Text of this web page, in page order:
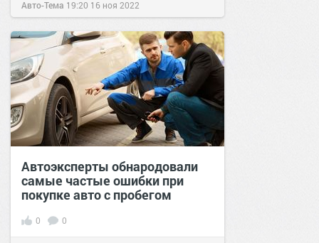
Авто-Тема 19:20 16 ноя 2022
Автоэксперты обнародовали
самые частые ошибки при
покупке авто с пробегом
0 0